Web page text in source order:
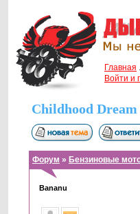
Главная .
Войти и
Childhood Dream
Форум » Бензиновые
Bananu